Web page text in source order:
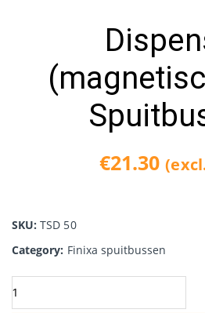
€21.30
SKU:TSD 50
Category: Finixa spuitbussen
Dispenser
(magnetisch)